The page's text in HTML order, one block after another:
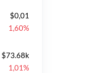
$0,01
1,60%
$73.68k
1,01%